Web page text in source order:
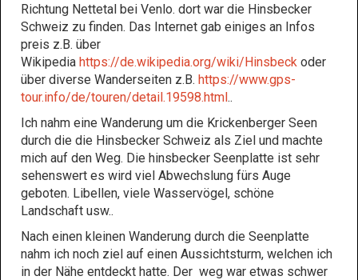
Richtung Nettetal bei Venlo. dort war die Hinsbecker
Schweiz zu finden. Das Internet gab einiges an Infos
preis z.B. über
Wikipedia https://de.wikipedia.org/wiki/Hinsbeck oder
über diverse Wanderseiten z.B. https://www.gps-
tour.info/de/touren/detail.19598.html..
Ich nahm eine Wanderung um die Krickenberger Seen
durch die die Hinsbecker Schweiz als Ziel und machte
mich auf den Weg. Die hinsbecker Seenplatte ist sehr
sehenswert es wird viel Abwechslung fürs Auge
geboten. Libellen, viele Wasservögel, schöne
Landschaft usw..
Nach einen kleinen Wanderung durch die Seenplatte
nahm ich noch ziel auf einen Aussichtsturm, welchen ich
in der Nähe entdeckt hatte. Der weg war etwas schwer